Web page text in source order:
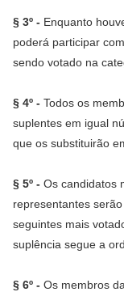
§ 3º - Enquanto
poderá participar
sendo votado na
§ 4º - Todos os
suplentes em igual
que os substituirão
§ 5º - Os candidatos
representantes
seguintes mais
suplência segue a
§ 6º - Os membros